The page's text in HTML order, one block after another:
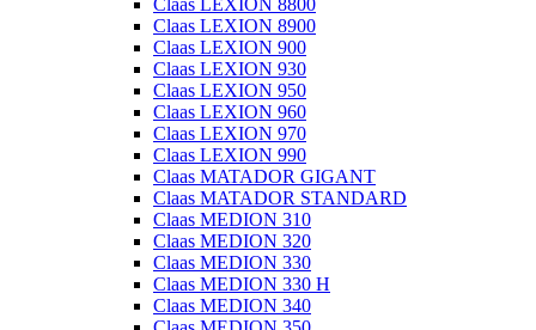
Claas LEXION 8800
Claas LEXION 8900
Claas LEXION 900
Claas LEXION 930
Claas LEXION 950
Claas LEXION 960
Claas LEXION 970
Claas LEXION 990
Claas MATADOR GIGANT
Claas MATADOR STANDARD
Claas MEDION 310
Claas MEDION 320
Claas MEDION 330
Claas MEDION 330 H
Claas MEDION 340